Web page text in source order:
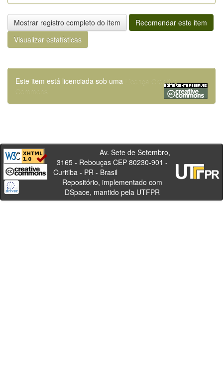
Mostrar registro completo do item
Recomendar este item
Visualizar estatísticas
Este item está licenciada sob uma
Licença Creative
Commons
Av. Sete de Setembro,
3165 - Rebouças CEP 80230-901 -
Curitiba - PR - Brasil
Repositório, implementado com
DSpace, mantido pela UTFPR